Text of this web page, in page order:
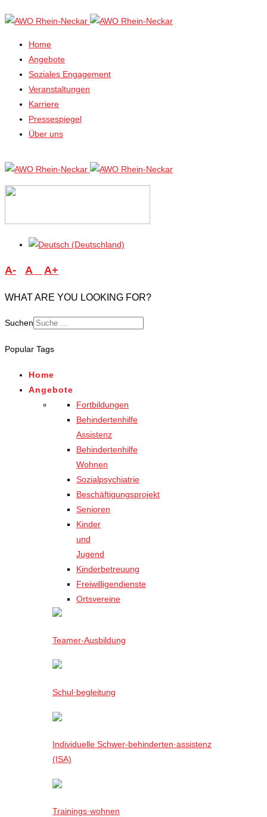
Home
Angebote
Soziales Engagement
Veranstaltungen
Karriere
Pressespiegel
Über uns
A- A A+
WHAT ARE YOU LOOKING FOR?
Suchen
Popular Tags
Home
Angebote
Fortbildungen
Behindertenhilfe
Assistenz
Behindertenhilfe
Wohnen
Sozialpsychiatrie
Beschäftigungsprojekt
Senioren
Kinder
und
Jugend
Kinderbetreuung
Freiwilligendienste
Ortsvereine
Teamer-Ausbildung
Schul·begleitung
Individuelle Schwer-behinderten·assistenz
(ISA)
Trainings·wohnen